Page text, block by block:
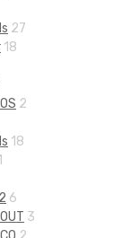
27
18
2
18
6
3